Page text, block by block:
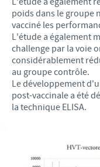
poids dans le groupe
vacciné les
L'étude a également
challenge par la voie
considérablement
au groupe contrôle.
Le développement
post-vaccinale a été
la technique ELISA.